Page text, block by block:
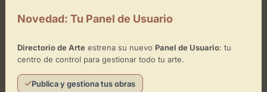
Novedad: Tu Panel de Usuario
Directorio de Arteestrena su nuevo Panel de Usuario: tu
centro de control para gestionar todo tu arte.
Publica y gestiona tus obras